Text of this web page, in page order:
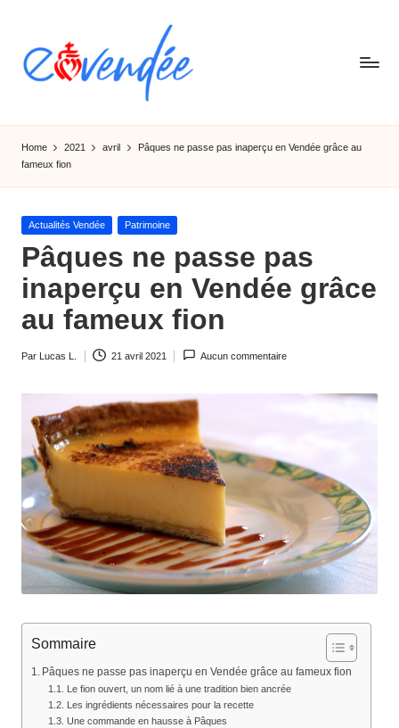
content
E
-
v
e
n
d
e
e
tourismes,
activités
et
informations
Home 2021 avril
Pâques ne passe pas inaperçu en Vendée grâce au
fameux fion
Posted
Actualités Vendée Patrimoine
Pâques ne passe pas
inaperçu en Vendée grâce
au fameux fion
Par Lucas L. 21 avril 2021 Aucun commentaire
Sommaire
Pâques ne passe pas inaperçu en Vendée grâce au fameux fion
Le fion ouvert, un nom lié à une tradition bien ancrée
Les ingrédients nécessaires pour la recette
Une commande en hausse à Pâques